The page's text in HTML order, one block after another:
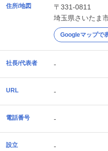
住所/地図
〒331-0811
埼玉県さいたま
Googleマップで
社長/代表者 -
URL -
電話番号 -
設立 -